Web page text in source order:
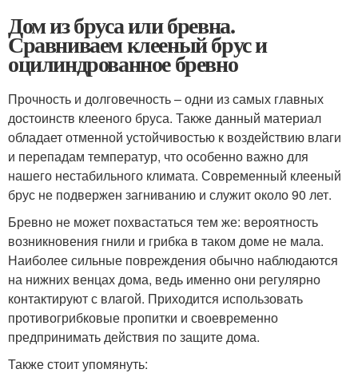
Дом из бруса или бревна.
Сравниваем клееный брус и
оцилиндрованное бревно
Прочность и долговечность – одни из самых главных
достоинств клееного бруса. Также данный материал
обладает отменной устойчивостью к воздействию влаги
и перепадам температур, что особенно важно для
нашего нестабильного климата. Современный клееный
брус не подвержен загниванию и служит около 90 лет.
Бревно не может похвастаться тем же: вероятность
возникновения гнили и грибка в таком доме не мала.
Наиболее сильные повреждения обычно наблюдаются
на нижних венцах дома, ведь именно они регулярно
контактируют с влагой. Приходится использовать
противогрибковые пропитки и своевременно
предпринимать действия по защите дома.
Также стоит упомянуть: